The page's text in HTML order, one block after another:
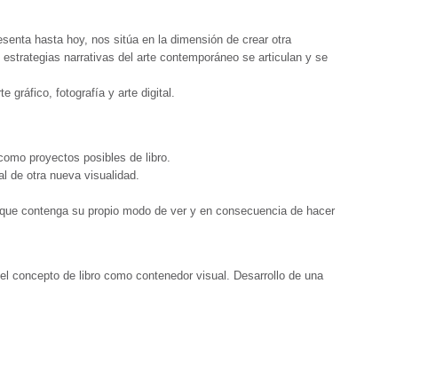
hasta hoy, nos sitúa en la dimensión de crear otra
narrativas del arte contemporáneo se articulan y se
gráfico, fotografía y arte digital.
proyectos posibles de libro.
de otra nueva visualidad.
contenga su propio modo de ver y en consecuencia de hacer
concepto de libro como contenedor visual. Desarrollo de una